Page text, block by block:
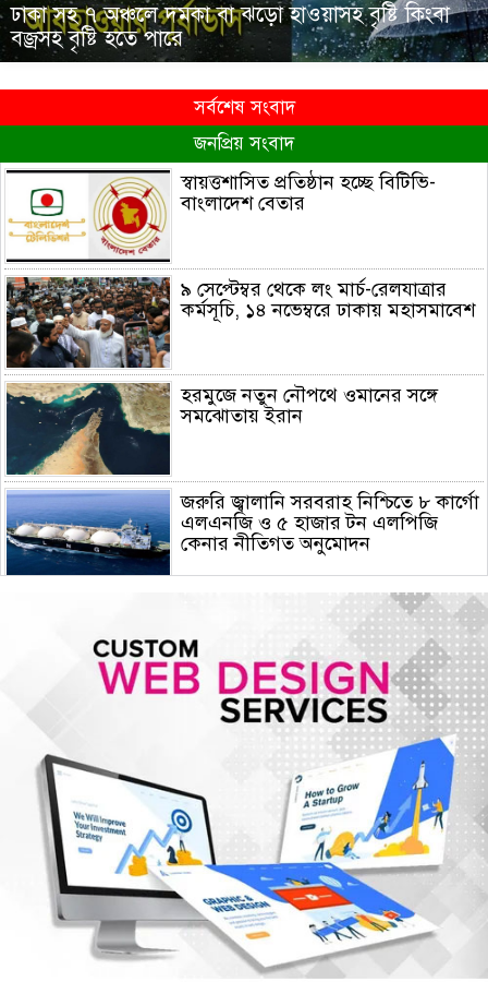
ঢাকা সহ ৭ অঞ্চলে দমকা বা ঝড়ো হাওয়াসহ বৃষ্টি কিংবা
বজ্রসহ বৃষ্টি হতে পারে
সর্বশেষ সংবাদ
জনপ্রিয় সংবাদ
স্বায়ত্তশাসিত প্রতিষ্ঠান হচ্ছে বিটিভি-
বাংলাদেশ বেতার
৯ সেপ্টেম্বর থেকে লং মার্চ-রেলযাত্রার
কর্মসূচি, ১৪ নভেম্বরে ঢাকায় মহাসমাবেশ
হরমুজে নতুন নৌপথে ওমানের সঙ্গে
সমঝোতায় ইরান
জরুরি জ্বালানি সরবরাহ নিশ্চিতে ৮ কার্গো
এলএনজি ও ৫ হাজার টন এলপিজি
কেনার নীতিগত অনুমোদন
নদী দূষণ রোধে সমন্বিত পদক্ষেপ গ্রহণে
অবহেলার কোনো সুযোগ নেই : প্রধানমন্ত্রী
ঢাকা সহ ৭ অঞ্চলে দমকা বা ঝড়ো
হাওয়াসহ বৃষ্টি কিংবা বজ্রসহ বৃষ্টি হতে
আজকের রাশিফল
হাসিনাকে বক্তব্যের সুযোগ দিয়ে জুলাই
শহীদদের অসম্মান করেছে ভারত: রিজভী